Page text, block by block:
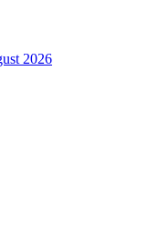
2026